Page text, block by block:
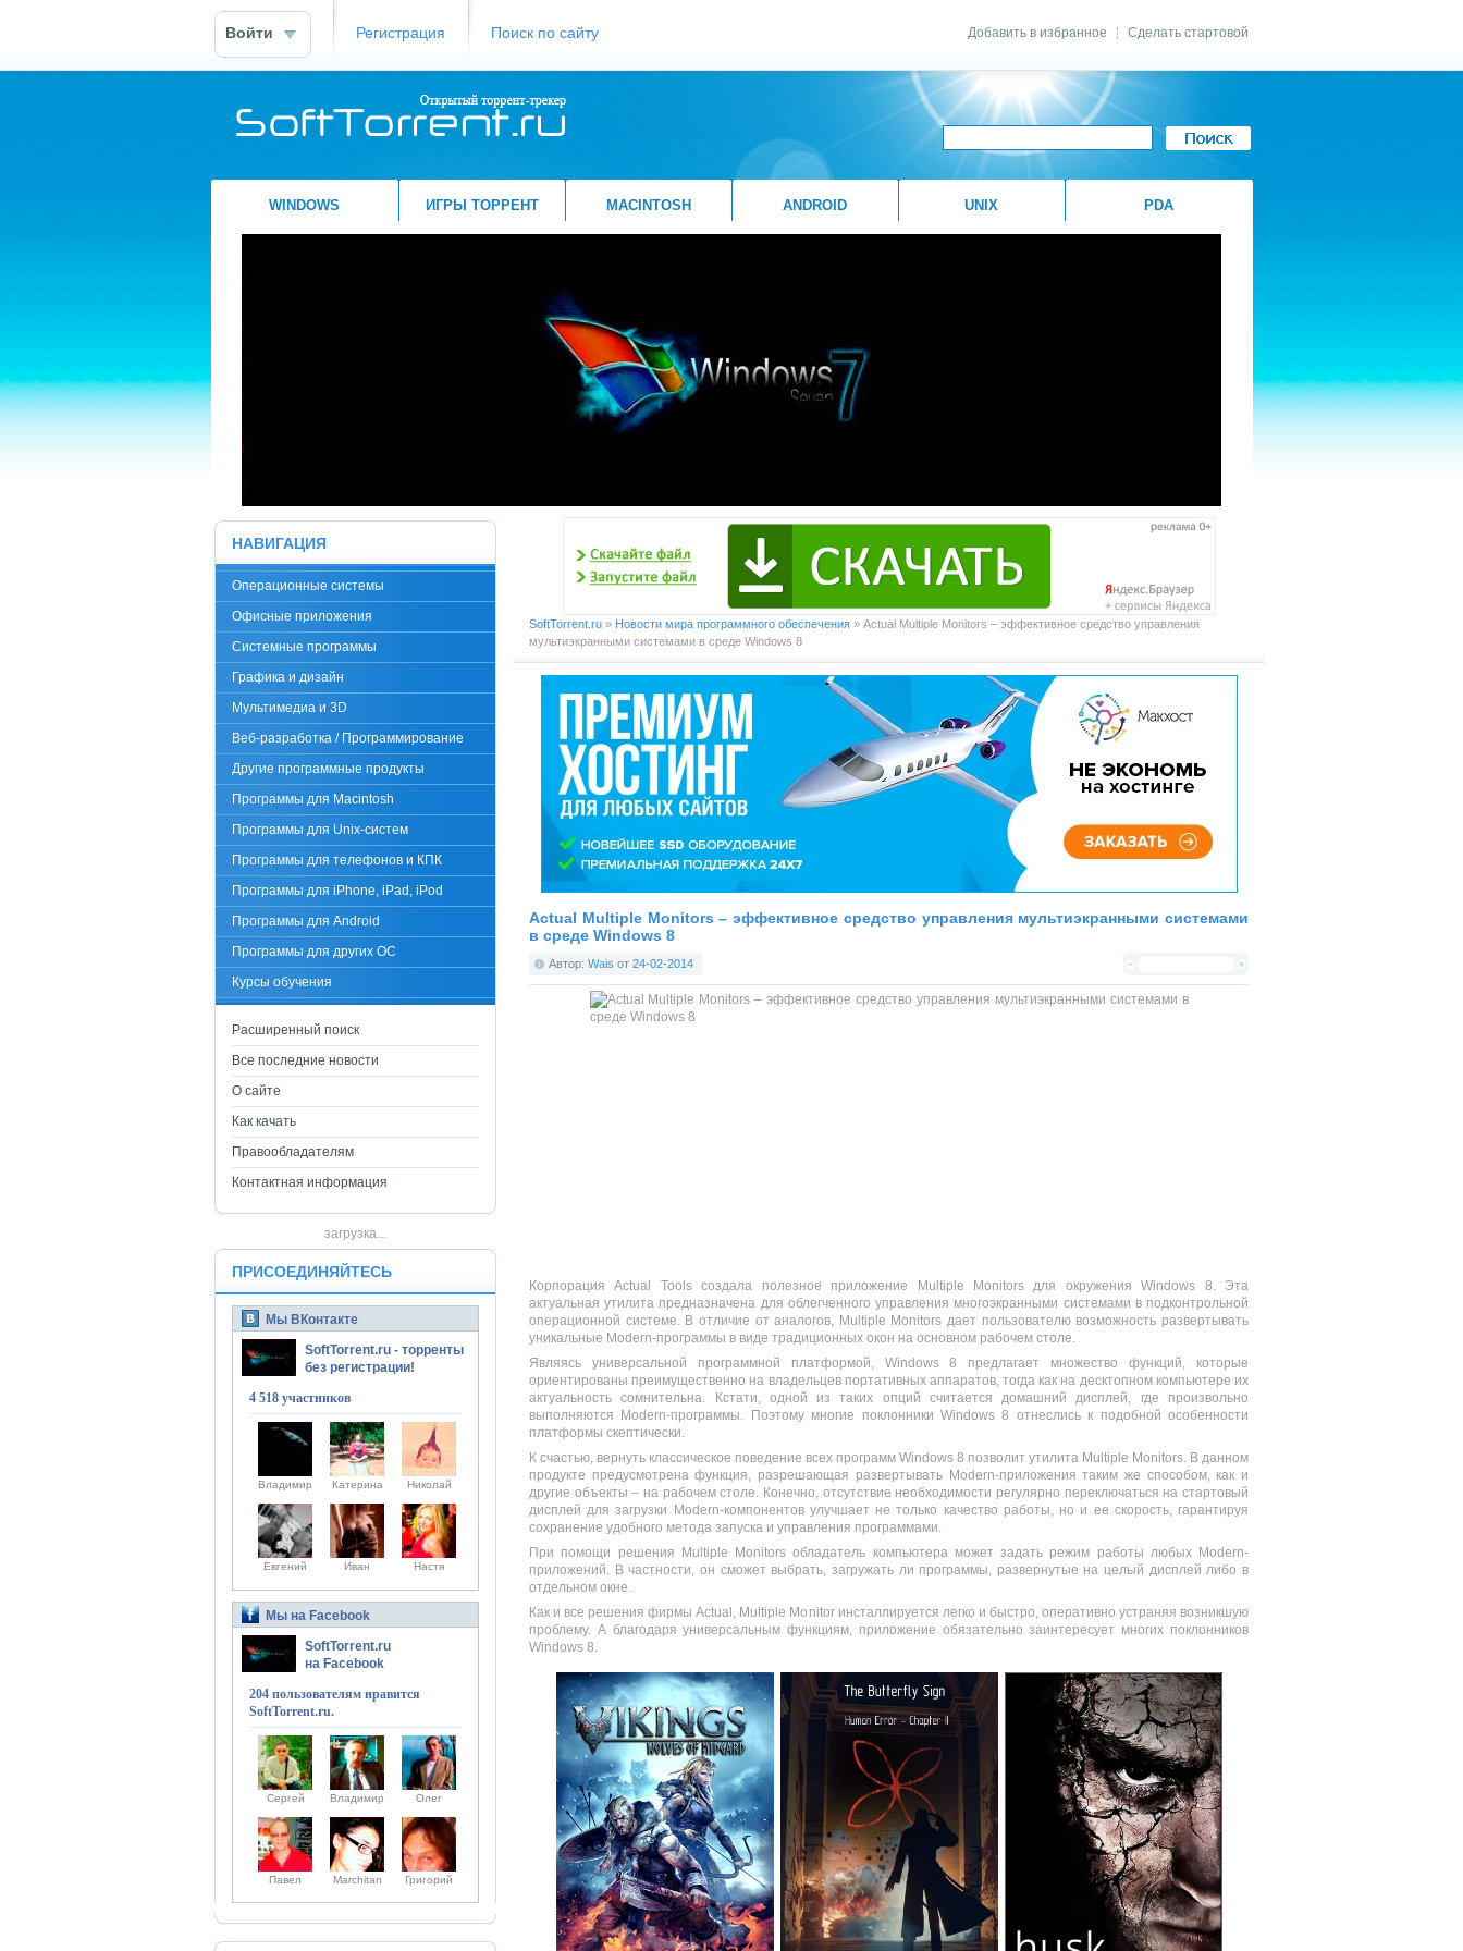
Сделать стартовой
Добавить в избранное
Войти Регистрация Поиск по сайту
WINDOWS ИГРЫ ТОРРЕНТ MACINTOSH ANDROID UNIX PDA
SoftTorrent.ru » Новости мира программного обеспечения » Actual Multiple Monitors – эффективное средство управления
мультиэкранными системами в среде Windows 8
Actual Multiple Monitors – эффективное средство управления мультиэкранными системами
в среде Windows 8
Автор: Wais от 24-02-2014
Корпорация Actual Tools создала полезное приложение Multiple Monitors для окружения Windows 8. Эта
актуальная утилита предназначена для облегченного управления многоэкранными системами в подконтрольной
операционной системе. В отличие от аналогов, Multiple Monitors дает пользователю возможность развертывать
уникальные Modern-программы в виде традиционных окон на основном рабочем столе.
Являясь универсальной программной платформой, Windows 8 предлагает множество функций, которые
ориентированы преимущественно на владельцев портативных аппаратов, тогда как на десктопном компьютере их
актуальность сомнительна. Кстати, одной из таких опций считается домашний дисплей, где произвольно
выполняются Modern-программы. Поэтому многие поклонники Windows 8 отнеслись к подобной особенности
платформы скептически.
К счастью, вернуть классическое поведение всех программ Windows 8 позволит утилита Multiple Monitors. В данном
продукте предусмотрена функция, разрешающая развертывать Modern-приложения таким же способом, как и
другие объекты – на рабочем столе. Конечно, отсутствие необходимости регулярно переключаться на стартовый
дисплей для загрузки Modern-компонентов улучшает не только качество работы, но и ее скорость, гарантируя
сохранение удобного метода запуска и управления программами.
При помощи решения Multiple Monitors обладатель компьютера может задать режим работы любых Modern-
приложений. В частности, он сможет выбрать, загружать ли программы, развернутые на целый дисплей либо в
отдельном окне.
Как и все решения фирмы Actual, Multiple Monitor инсталлируется легко и быстро, оперативно устраняя возникшую
проблему. А благодаря универсальным функциям, приложение обязательно заинтересует многих поклонников
Windows 8.
НАВИГАЦИЯ
Операционные системы
Офисные приложения
Системные программы
Графика и дизайн
Мультимедиа и 3D
Веб-разработка / Программирование
Другие программные продукты
Программы для Macintosh
Программы для Unix-систем
Программы для телефонов и КПК
Программы для iPhone, iPad, iPod
Программы для Android
Программы для других ОС
Курсы обучения
Расширенный поиск
Все последние новости
О сайте
Как качать
Правообладателям
Контактная информация
загрузка...
ПРИСОЕДИНЯЙТЕСЬ
Мы ВКонтакте
SoftTorrent.ru - торренты
без регистрации!
4 518 участников
Владимир Катерина Николай
Евгений Иван Настя
Мы на Facebook
SoftTorrent.ru
на Facebook
204 пользователям нравится
SoftTorrent.ru.
Сергей Владимир Олег
Павел Marchitan Григорий